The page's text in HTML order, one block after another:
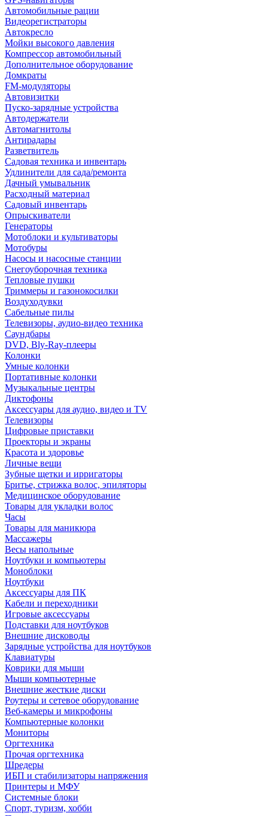
Автомобильные рации
Видеорегистраторы
Автокресло
Мойки высокого давления
Компрессор автомобильный
Дополнительное оборудование
Домкраты
FM-модуляторы
Автовизитки
Пуско-зарядные устройства
Автодержатели
Автомагнитолы
Антирадары
Разветвитель
Садовая техника и инвентарь
Удлинители для сада/ремонта
Дачный умывальник
Расходный материал
Садовый инвентарь
Опрыскиватели
Генераторы
Мотоблоки и культиваторы
Мотобуры
Насосы и насосные станции
Снегоуборочная техника
Тепловые пушки
Триммеры и газонокосилки
Воздуходувки
Сабельные пилы
Телевизоры, аудио-видео техника
Саундбары
DVD, Bly-Ray-плееры
Колонки
Умные колонки
Портативные колонки
Музыкальные центры
Диктофоны
Аксессуары для аудио, видео и TV
Телевизоры
Цифровые приставки
Проекторы и экраны
Красота и здоровье
Личные вещи
Зубные щетки и ирригаторы
Бритье, стрижка волос, эпиляторы
Медицинское оборудование
Товары для укладки волос
Часы
Товары для маникюра
Массажеры
Весы напольные
Ноутбуки и компьютеры
Моноблоки
Ноутбуки
Аксессуары для ПК
Кабели и переходники
Игровые аксессуары
Подставки для ноутбуков
Внешние дисководы
Зарядные устройства для ноутбуков
Клавиатуры
Коврики для мыши
Мыши компьютерные
Внешние жесткие диски
Роутеры и сетевое оборудование
Веб-камеры и микрофоны
Компьютерные колонки
Мониторы
Оргтехника
Прочая оргтехника
Шредеры
ИБП и стабилизаторы напряжения
Принтеры и МФУ
Системные блоки
Спорт, туризм, хобби